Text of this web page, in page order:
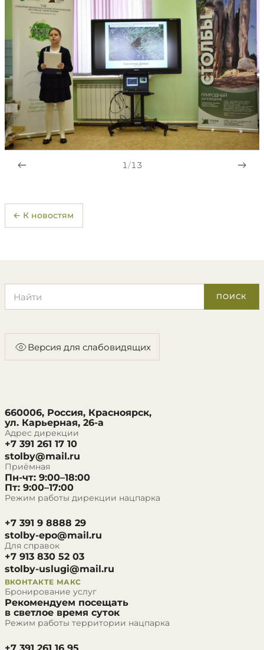
1/13
← К новостям
ПОИСК
Версия для слабовидящих
660006, Россия, Красноярск,
ул. Карьерная, 26-а
Адрес дирекции
+7 391 261 17 10
stolby@mail.ru
Приёмная
Пн-чт: 9:00–18:00
Пт: 9:00–17:00
Режим работы дирекции нацпарка
+7 391 9 8888 29
stolby-epo@mail.ru
Для справок
+7 913 830 52 03
stolby-uslugi@mail.ru
ВКОНТАКТЕ МАКС
Бронирование услуг
Рекомендуем посещать
в светлое время суток
Режим работы территории нацпарка